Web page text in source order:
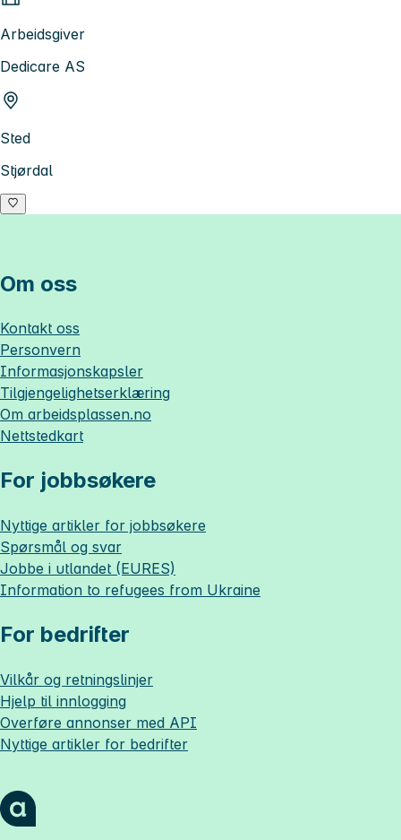
Arbeidsgiver
Dedicare AS
Sted
Stjørdal
Om oss
Kontakt oss
Personvern
Informasjonskapsler
Tilgjengelighetserklæring
Om arbeidsplassen.no
Nettstedkart
For jobbsøkere
Nyttige artikler for jobbsøkere
Spørsmål og svar
Jobbe i utlandet (EURES)
Information to refugees from Ukraine
For bedrifter
Vilkår og retningslinjer
Hjelp til innlogging
Overføre annonser med API
Nyttige artikler for bedrifter